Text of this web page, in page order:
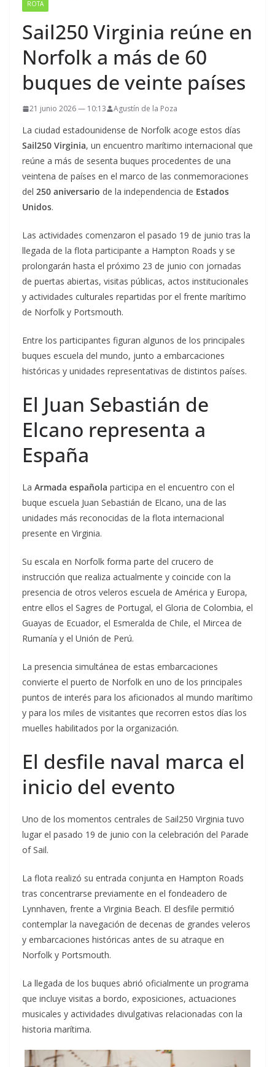
ROTA
Sail250 Virginia reúne en
Norfolk a más de 60
buques de veinte países
21 junio 2026 — 10:13 Agustín de la Poza
La ciudad estadounidense de Norfolk acoge estos días
Sail250 Virginia, un encuentro marítimo internacional que
reúne a más de sesenta buques procedentes de una
veintena de países en el marco de las conmemoraciones
del 250 aniversario de la independencia de Estados
Unidos.
Las actividades comenzaron el pasado 19 de junio tras la
llegada de la flota participante a Hampton Roads y se
prolongarán hasta el próximo 23 de junio con jornadas
de puertas abiertas, visitas públicas, actos institucionales
y actividades culturales repartidas por el frente marítimo
de Norfolk y Portsmouth.
Entre los participantes figuran algunos de los principales
buques escuela del mundo, junto a embarcaciones
históricas y unidades representativas de distintos países.
El Juan Sebastián de
Elcano representa a
España
La Armada española participa en el encuentro con el
buque escuela Juan Sebastián de Elcano, una de las
unidades más reconocidas de la flota internacional
presente en Virginia.
Su escala en Norfolk forma parte del crucero de
instrucción que realiza actualmente y coincide con la
presencia de otros veleros escuela de América y Europa,
entre ellos el Sagres de Portugal, el Gloria de Colombia, el
Guayas de Ecuador, el Esmeralda de Chile, el Mircea de
Rumanía y el Unión de Perú.
La presencia simultánea de estas embarcaciones
convierte el puerto de Norfolk en uno de los principales
puntos de interés para los aficionados al mundo marítimo
y para los miles de visitantes que recorren estos días los
muelles habilitados por la organización.
El desfile naval marca el
inicio del evento
Uno de los momentos centrales de Sail250 Virginia tuvo
lugar el pasado 19 de junio con la celebración del Parade
of Sail.
La flota realizó su entrada conjunta en Hampton Roads
tras concentrarse previamente en el fondeadero de
Lynnhaven, frente a Virginia Beach. El desfile permitió
contemplar la navegación de decenas de grandes veleros
y embarcaciones históricas antes de su atraque en
Norfolk y Portsmouth.
La llegada de los buques abrió oficialmente un programa
que incluye visitas a bordo, exposiciones, actuaciones
musicales y actividades divulgativas relacionadas con la
historia marítima.